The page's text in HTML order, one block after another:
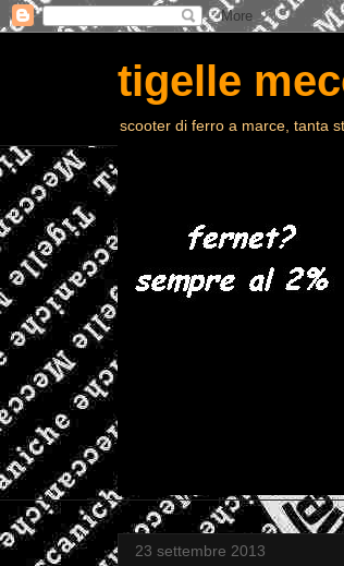
tigelle
scooter di ferro a marce, tanta
23 settembre 2013